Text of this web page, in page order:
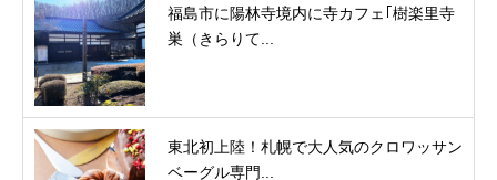
福島市に陽林寺境内に寺カフェ｢樹楽里寺
巣（きらりて...
東北初上陸！札幌で大人気のクロワッサン
ベーグル専門...